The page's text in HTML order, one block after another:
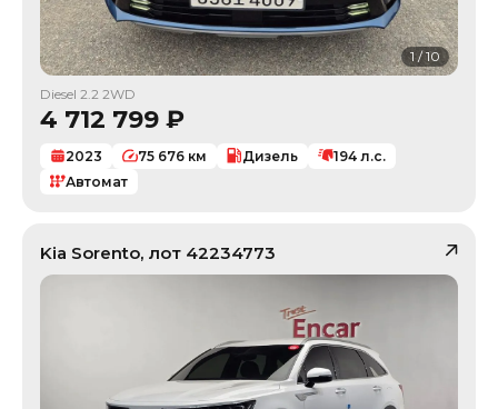
1/10
Diesel 2.2 2WD
4 712 799 ₽
2023 75 676 км Дизель 194 л.с.
Автомат
Kia Sorento, лот 42234773